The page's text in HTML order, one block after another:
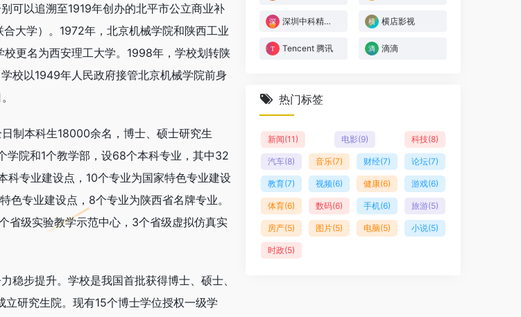
可以追溯至1919年创办的北平市公立商业补
大学）。1972年，北京机械学院和陕西工业
更名为西安理工大学。1998年，学校划转陕
校以1949年人民政府接管北京机械学院前身
制本科生18000余名，博士、硕士研究生
院和1个教学部，设68个本科专业，其中32
科专业建设点，10个专业为国家特色专业建设
色专业建设点，8个专业为陕西省名牌专业。
省级实验教学示范中心，3个省级虚拟仿真实
稳步提升。学校是我国首批获得博士、硕士、
研究生院。现有15个博士学位授权一级学
深圳中科精研科技有限公司 横店影视
Tencent 腾讯 滴滴
热门标签
新闻(11) 电影(9) 科技(8)
汽车(8) 音乐(7) 财经(7) 论坛(7)
教育(7) 视频(6) 健康(6) 游戏(6)
体育(6) 数码(6) 手机(6) 旅游(5)
房产(5) 图片(5) 电脑(5) 小说(5)
时政(5)